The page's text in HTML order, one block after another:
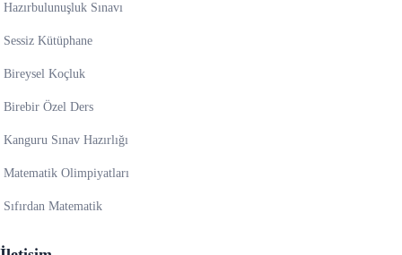
Hazırbulunuşluk Sınavı
Sessiz Kütüphane
Bireysel Koçluk
Birebir Özel Ders
Kanguru Sınav Hazırlığı
Matematik Olimpiyatları
Sıfırdan Matematik